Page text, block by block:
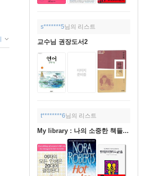
s*******5님의 리스트
교수님 권장도서2
t********6님의 리스트
My library : 나의 소중한 책들...